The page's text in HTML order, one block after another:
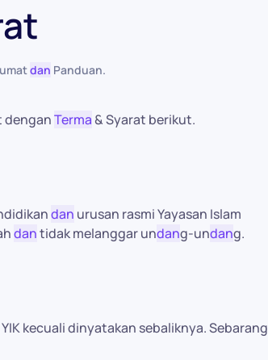
dan Panduan.
denganTerma& Syarat berikut.
dan urusan rasmi Yayasan Islam
dantidak melanggar undang-undang.
kecuali dinyatakan sebaliknya. Sebarang